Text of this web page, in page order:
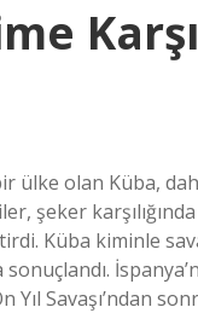
Karşı
ülke olan Küba,
şeker karşılığında
Küba kiminle
sonuçlandı.
Savaşı’ndan